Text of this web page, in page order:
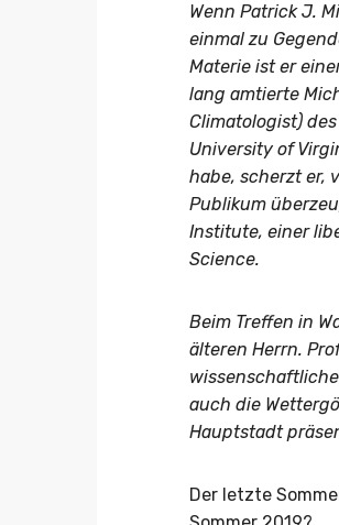
Wenn Patrick J.
einmal zu
Materie ist er
lang amtierte
Climatologist)
University of
habe, scherzt er,
Publikum
Institute, einer
Science.
Beim Treffen in
älteren Herrn.
auch die
Hauptstadt
Der letzte